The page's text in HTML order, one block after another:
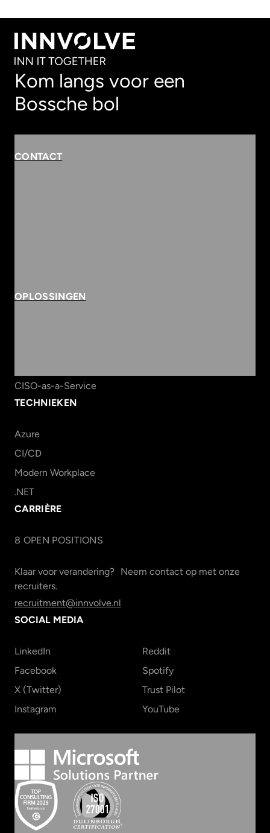
Kom langs voor een
Bossche bol
CONTACT
OPLOSSINGEN
CISO-as-a-Service
TECHNIEKEN
Azure
CI/CD
Modern Workplace
.NET
CARRIÈRE
8 OPEN POSITIONS
Klaar voor verandering? Neem contact op met onze
recruiters.
recruitment@innvolve.nl
SOCIAL MEDIA
LinkedIn
Facebook
X (Twitter)
Instagram
Reddit
Spotify
Trust Pilot
YouTube